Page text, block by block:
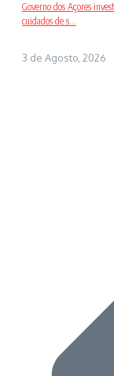
Governo dos Açores
cuidados de s...
3 de Agosto, 2026